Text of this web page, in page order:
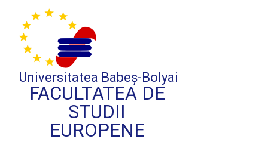
Universitatea Babeș-Bolyai
FACULTATEA DE
STUDII
EUROPENE